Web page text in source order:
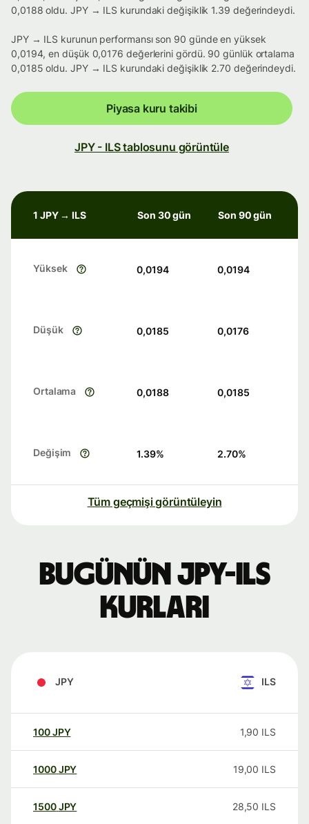
0,0188 oldu. JPY → ILS kurundaki değişiklik 1.39 değerindeydi.
JPY → ILS kurunun performansı son 90 günde en yüksek
0,0194, en düşük 0,0176 değerlerini gördü. 90 günlük ortalama
0,0185 oldu. JPY → ILS kurundaki değişiklik 2.70 değerindeydi.
Piyasa kuru takibi
JPY - ILS tablosunu görüntüle
1 JPY → ILS Son 30 gün Son 90 gün
Yüksek 0,0194 0,0194
Düşük 0,0185 0,0176
Ortalama 0,0188 0,0185
Değişim 1.39% 2.70%
Tüm geçmişi görüntüleyin
Bugünün JPY-ILS
kurları
JPY ILS
100JPY 1,90 ILS
1000JPY 19,00 ILS
1500JPY 28,50 ILS